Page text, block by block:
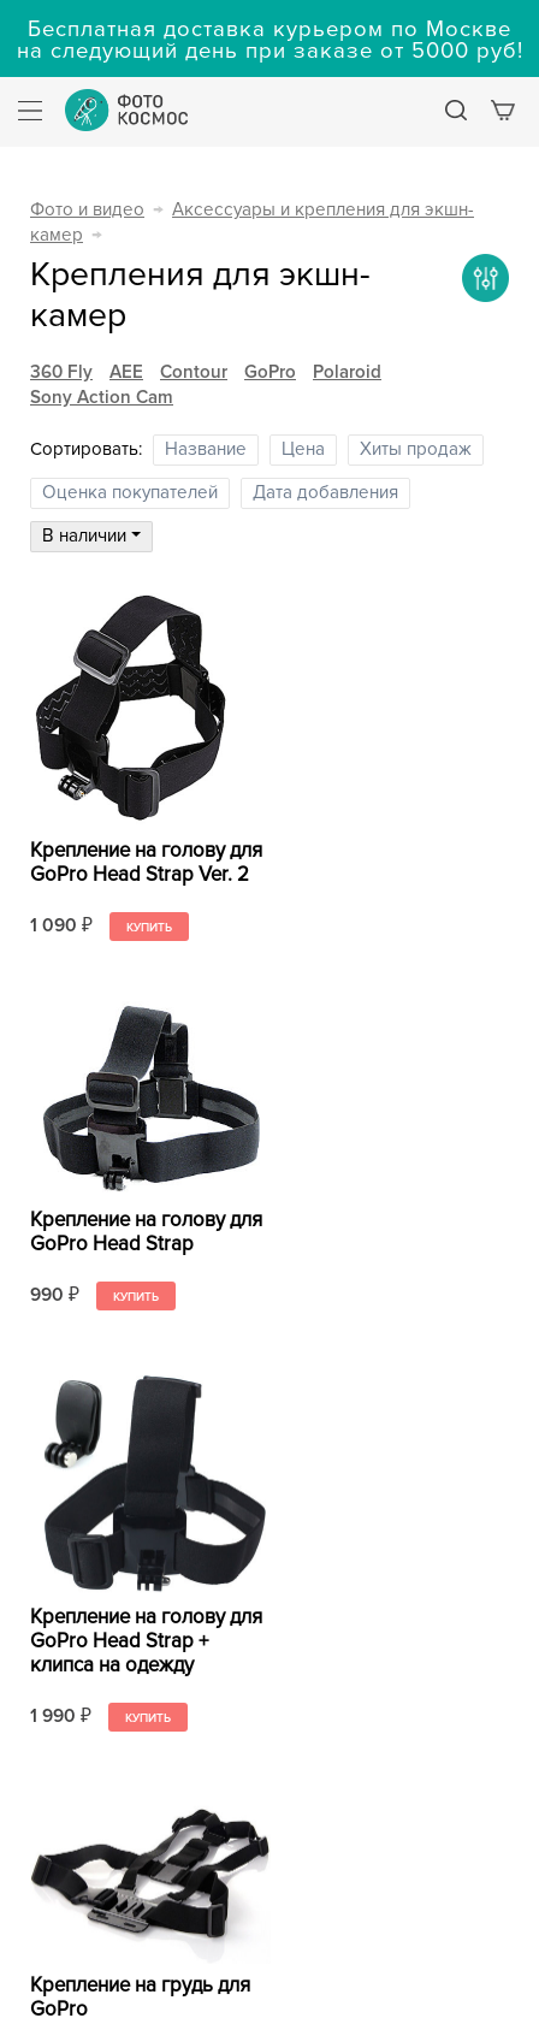
Бесплатная доставка курьером по Москве
на следующий день при заказе от 5000 руб!
Фото и видео → Аксессуары и крепления для экшн-
камер →
Крепления для экшн-
камер
360 Fly AEE Contour GoPro
Polaroid
Sony Action Cam
Сортировать: Название Цена
Хиты продаж
Оценка покупателей
Дата добавления
В наличии
Крепление на голову для
GoPro Head Strap Ver. 2
1 090 ₽
Крепление на голову для
GoPro Head Strap
990 ₽
Крепление на голову для
GoPro Head Strap +
клипса на одежду
1 990 ₽
Крепление на грудь для
GoPro